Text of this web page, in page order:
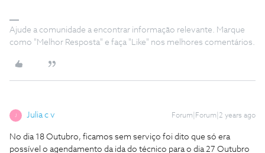
Ajude a comunidade a encontrar informação relevante. Marque
como "Melhor Resposta" e faça "Like" nos melhores comentários.
Julia c v Forum|Forum|2 years ago
No dia 18 Outubro, ficamos sem serviço foi dito que só era
possível o agendamento da ida do técnico para o dia 27 Outubro